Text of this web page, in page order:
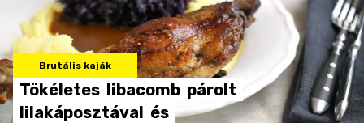
Brutális kaják
Tökéletes libacomb párolt
lilakáposztával és